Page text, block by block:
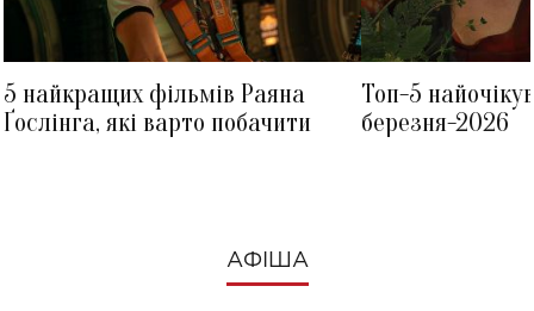
5 найкращих фільмів Раяна
Ґослінга, які варто побачити
Топ-5
березня-2026
АФІША